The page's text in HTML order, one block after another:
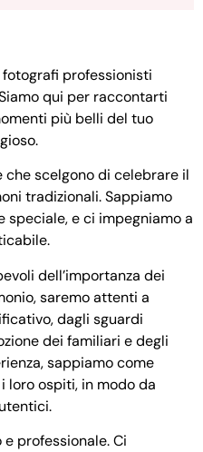
fotografi professionisti
qui per raccontarti
più belli del tuo
che scelgono di celebrare il
tradizionali. Sappiamo
speciale, e ci impegniamo a
dell’importanza dei
saremo attenti a
dagli sguardi
dei familiari e degli
sappiamo come
loro ospiti, in modo da
professionale. Ci